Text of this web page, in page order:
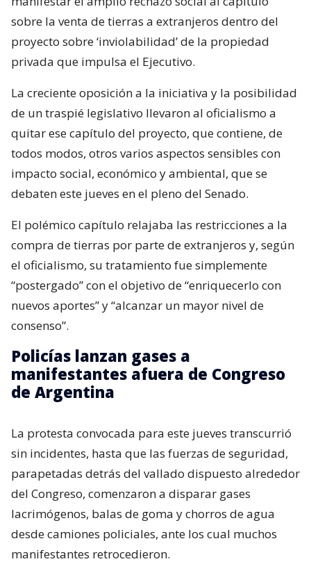
sobre la venta de tierras a extranjeros dentro del
proyecto sobre ‘inviolabilidad’ de la propiedad
privada que impulsa el Ejecutivo.
La creciente oposición a la iniciativa y la posibilidad
de un traspié legislativo llevaron al oficialismo a
quitar ese capítulo del proyecto, que contiene, de
todos modos, otros varios aspectos sensibles con
impacto social, económico y ambiental, que se
debaten este jueves en el pleno del Senado.
El polémico capítulo relajaba las restricciones a la
compra de tierras por parte de extranjeros y, según
el oficialismo, su tratamiento fue simplemente
“postergado” con el objetivo de “enriquecerlo con
nuevos aportes” y “alcanzar un mayor nivel de
consenso”.
Policías lanzan gases a
manifestantes afuera de Congreso
de Argentina
La protesta convocada para este jueves transcurrió
sin incidentes, hasta que las fuerzas de seguridad,
parapetadas detrás del vallado dispuesto alrededor
del Congreso, comenzaron a disparar gases
lacrimógenos, balas de goma y chorros de agua
desde camiones policiales, ante los cual muchos
manifestantes retrocedieron.